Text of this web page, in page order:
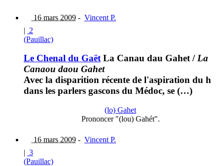
16 mars 2009 - Vincent P.
| 2
(Pauillac)
Le Chenal du GaëtLa Canau dau Gahet/La
Canaou daou Gahet
Avec la disparition récente de l'aspiration du h
dans les parlers gascons du Médoc, se (…)
(lo) Gahet
Prononcer "(lou) Gahét".
16 mars 2009 - Vincent P.
| 3
(Pauillac)